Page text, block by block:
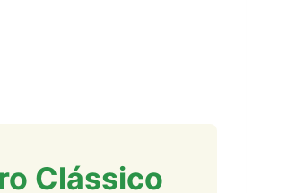
Clássico